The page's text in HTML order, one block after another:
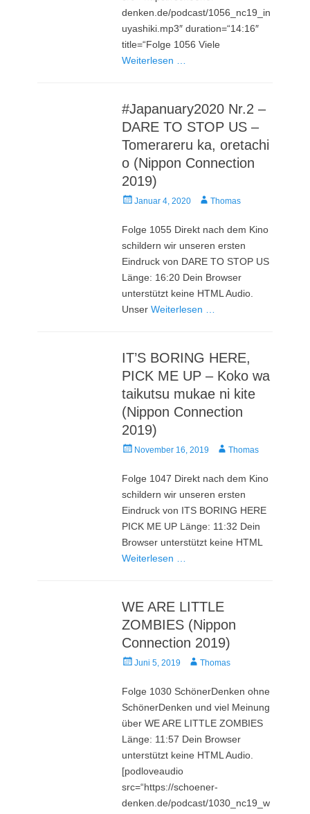
denken.de/podcast/1056_nc19_in
uyashiki.mp3″ duration=“14:16″
title=“Folge 1056 Viele
Weiterlesen …
#Japanuary2020 Nr.2 –
DARE TO STOP US –
Tomerareru ka, oretachi
o (Nippon Connection
2019)
Veröffentlicht
Januar 4, 2020 AutorThomas
Folge 1055 Direkt nach dem Kino
schildern wir unseren ersten
Eindruck von DARE TO STOP US
Länge: 16:20 Dein Browser
unterstützt keine HTML Audio.
UnserWeiterlesen …
IT’S BORING HERE,
PICK ME UP – Koko wa
taikutsu mukae ni kite
(Nippon Connection
2019)
Veröffentlicht
November 16, 2019 AutorThomas
Folge 1047 Direkt nach dem Kino
schildern wir unseren ersten
Eindruck von ITS BORING HERE
PICK ME UP Länge: 11:32 Dein
Browser unterstützt keine HTML
Weiterlesen …
WE ARE LITTLE
ZOMBIES (Nippon
Connection 2019)
Veröffentlicht
Juni 5, 2019 AutorThomas
Folge 1030 SchönerDenken ohne
SchönerDenken und viel Meinung
über WE ARE LITTLE ZOMBIES
Länge: 11:57 Dein Browser
unterstützt keine HTML Audio.
[podloveaudio
src=“https://schoener-
denken.de/podcast/1030_nc19_w